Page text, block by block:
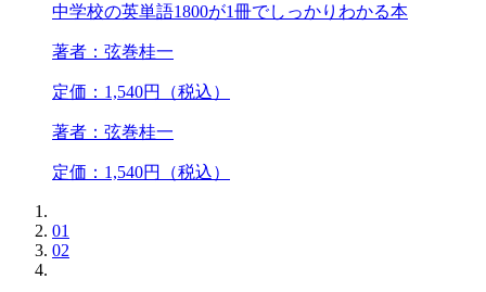
中学校の英単語1800が1冊でしっかりわかる本
著者：弦巻桂一
定価：1,540円（税込）
著者：弦巻桂一
定価：1,540円（税込）
01
02